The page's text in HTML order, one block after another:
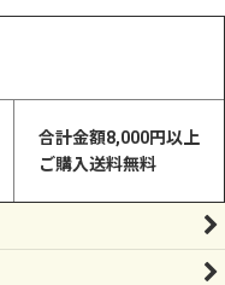
合計金額8,000円以上
ご購入送料無料